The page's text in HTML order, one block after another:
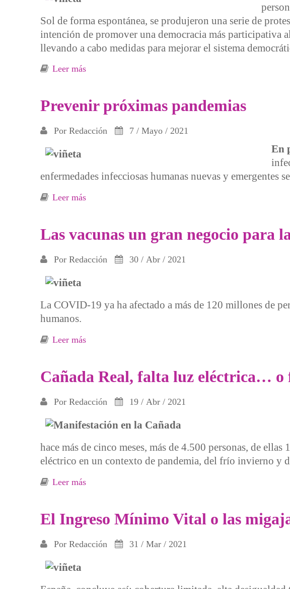
Sol de forma espontánea, se produjeron una serie de
intención de promover una democracia más participativa
llevando a cabo medidas para mejorar el sistema
Leer más
Prevenir próximas pandemias
Por Redacción 7 / Mayo / 2021
En
enfermedades infecciosas humanas nuevas y emergentes
Leer más
Las vacunas un gran negocio para
Por Redacción 30 / Abr / 2021
La COVID-19 ya ha afectado a más de 120 millones de
humanos.
Leer más
Cañada Real, falta luz eléctrica… o
Por Redacción 19 / Abr / 2021
hace más de cinco meses, más de 4.500 personas, de
eléctrico en un contexto de pandemia, del frío invierno y
Leer más
El Ingreso Mínimo Vital o las
Por Redacción 31 / Mar / 2021